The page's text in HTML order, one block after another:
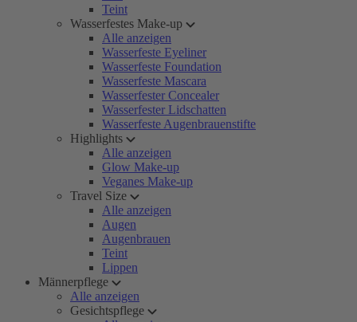
Teint
Wasserfestes Make-up
Alle anzeigen
Wasserfeste Eyeliner
Wasserfeste Foundation
Wasserfeste Mascara
Wasserfester Concealer
Wasserfester Lidschatten
Wasserfeste Augenbrauenstifte
Highlights
Alle anzeigen
Glow Make-up
Veganes Make-up
Travel Size
Alle anzeigen
Augen
Augenbrauen
Teint
Lippen
Männerpflege
Alle anzeigen
Gesichtspflege